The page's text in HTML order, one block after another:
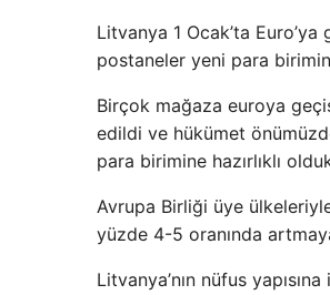
Litvanya 1 Ocak’ta
postaneler yeni para
Birçok mağaza euroya
edildi ve hükümet
para birimine hazırlıklı
Avrupa Birliği üye
yüzde 4-5 oranında
Litvanya’nın nüfus